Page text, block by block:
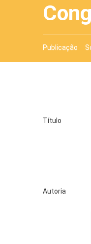
Publicação
Título
Autoria